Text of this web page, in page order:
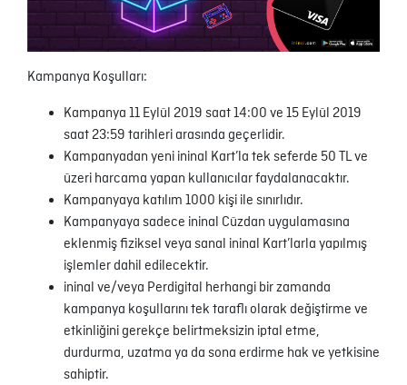
Kampanya Koşulları:
Kampanya 11 Eylül 2019 saat 14:00 ve 15 Eylül 2019
saat 23:59 tarihleri arasında geçerlidir.
Kampanyadan yeni ininal Kart’la tek seferde 50 TL ve
üzeri harcama yapan kullanıcılar faydalanacaktır.
Kampanyaya katılım 1000 kişi ile sınırlıdır.
Kampanyaya sadece ininal Cüzdan uygulamasına
eklenmiş fiziksel veya sanal ininal Kart’larla yapılmış
işlemler dahil edilecektir.
ininal ve/veya Perdigital herhangi bir zamanda
kampanya koşullarını tek taraflı olarak değiştirme ve
etkinliğini gerekçe belirtmeksizin iptal etme,
durdurma, uzatma ya da sona erdirme hak ve yetkisine
sahiptir.